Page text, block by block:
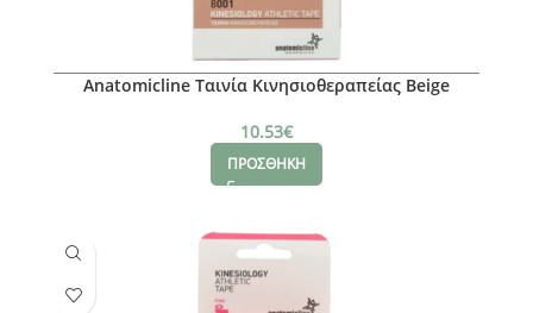
Anatomicline Ταινία Κινησιοθεραπείας Beige
10.53€
ΠΡΟΣΘΗΚΗ